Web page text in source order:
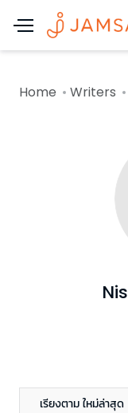
Home Writers
เรียงตาม ใหม่ล่าสุด